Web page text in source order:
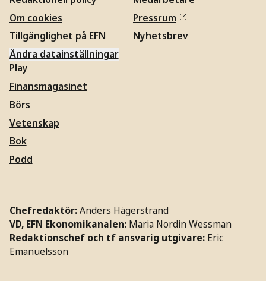
Om cookies
Tillgänglighet på EFN
Ändra datainställningar
Pressrum
Nyhetsbrev
Play
Finansmagasinet
Börs
Vetenskap
Bok
Podd
Chefredaktör:Anders Hägerstrand
VD, EFN Ekonomikanalen: Maria Nordin Wessman
Redaktionschef och tf ansvarig utgivare: Eric
Emanuelsson